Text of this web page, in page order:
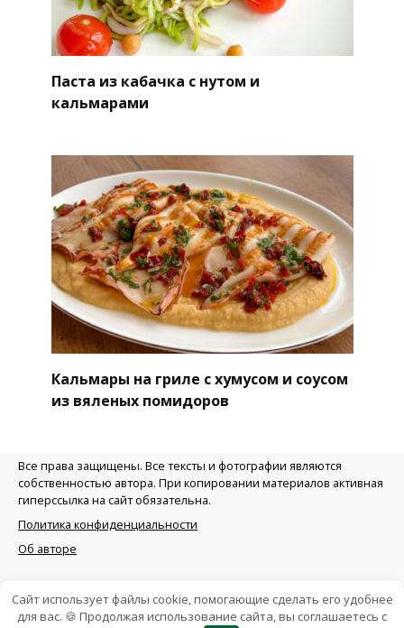
Паста из кабачка с нутом и
кальмарами
Кальмары на гриле с хумусом и соусом
из вяленых помидоров
Все права защищены. Все тексты и фотографии являются
собственностью автора. При копировании материалов активная
гиперссылка на сайт обязательна.
Политика конфиденциальности
Об авторе
Сайт использует файлы cookie, помогающие сделать его удобнее
для вас. 🍪 Продолжая использование сайта, вы соглашаетесь с